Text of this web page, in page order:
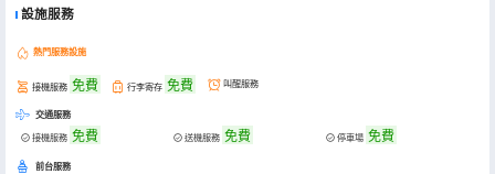
設施服務
熱門服務設施
接機服務 免費 行李寄存 免費 叫醒服務
交通服務
接機服務 免費 送機服務 免費 停車場 免費
前台服務